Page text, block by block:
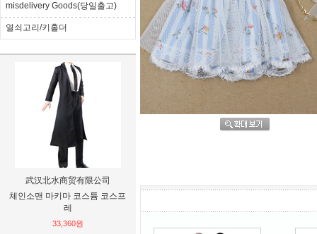
misdelivery Goods(당일출고)
열쇠고리/키홀더
武汉北水商贸有限公司
체인소맨 마키마 코스튬 코스프
레
33,360원